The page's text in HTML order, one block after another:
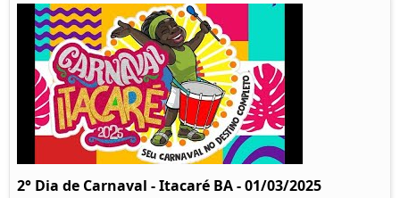
2° Dia de Carnaval - Itacaré BA - 01/03/2025